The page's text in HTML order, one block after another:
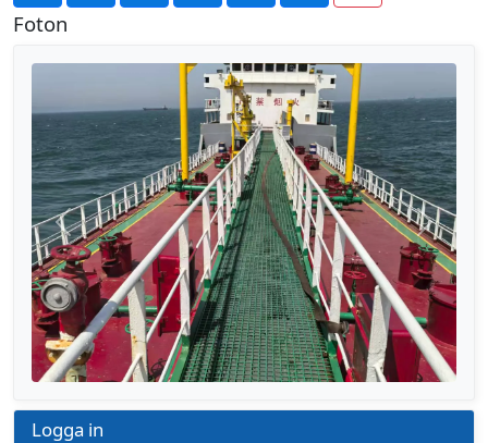
Foton
Föregående Nästa
Logga in